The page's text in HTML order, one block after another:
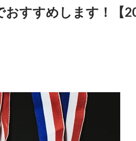
おすすめします！【